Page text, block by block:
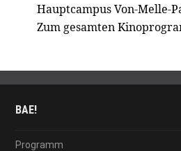
Hauptcampus Von-Melle-
Zum gesamten
BAE!
Programm